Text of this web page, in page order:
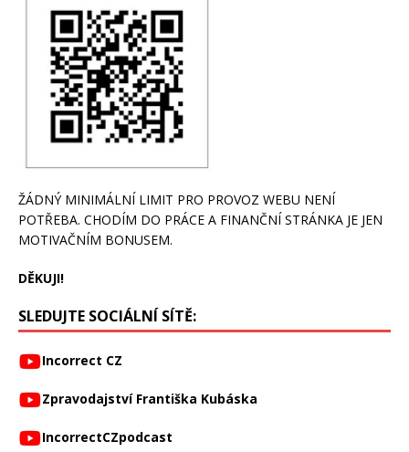
ŽÁDNÝ MINIMÁLNÍ LIMIT PRO PROVOZ WEBU NENÍ
POTŘEBA. CHODÍM DO PRÁCE A FINANČNÍ STRÁNKA JE JEN
MOTIVAČNÍM BONUSEM.
DĚKUJI!
SLEDUJTE SOCIÁLNÍ SÍTĚ:
Incorrect CZ
Zpravodajství Františka Kubáska
IncorrectCZpodcast